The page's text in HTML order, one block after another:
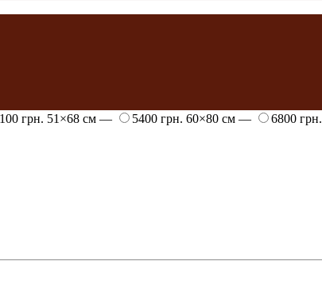
грн. 51×68 см — 5400 грн. 60×80 см — 6800 грн.